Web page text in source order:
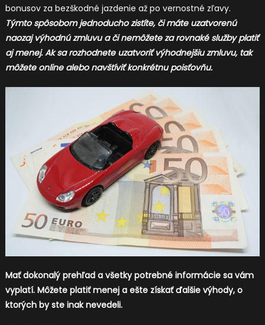
bonusov za bezškodné jazdenie až po vernostné zľavy.
Týmto spôsobom jednoducho zistíte, či máte uzatvorenú
naozaj výhodnú zmluvu a či nemôžete za rovnaké služby platiť
aj menej. Ak sa rozhodnete uzatvoriť výhodnejšiu zmluvu, tak
môžete online alebo navštíviť konkrétnu poisťovňu.
Mať dokonalý prehľad a všetky potrebné informácie sa vám
vyplatí. Môžete platiť menej a ešte získať ďalšie výhody, o
ktorých by ste inak nevedeli.